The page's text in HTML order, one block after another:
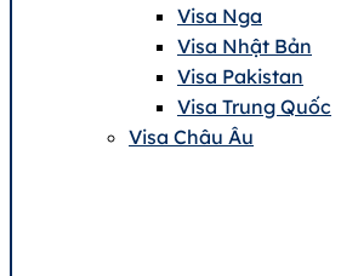
Visa Nga
Visa Nhật Bản
Visa Pakistan
Visa Trung Quốc
Visa Châu Âu